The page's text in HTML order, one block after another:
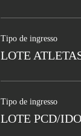
Tipo de ingresso
LOTE
Tipo de ingresso
LOTE PCD/